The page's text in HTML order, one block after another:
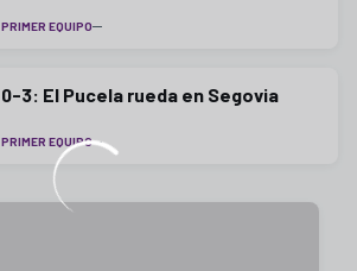
PRIMER EQUIPO
0-3: El Pucela rueda en Segovia
PRIMER EQUIPO